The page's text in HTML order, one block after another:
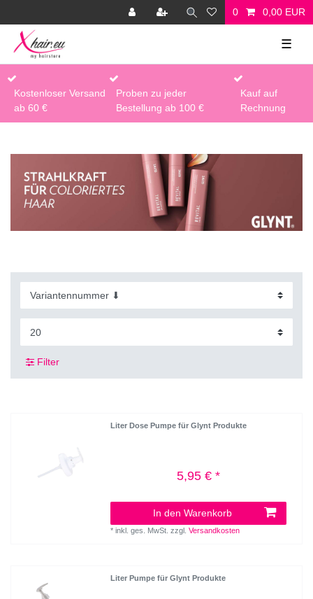
0 0,00 EUR
☰
Kostenloser Versand
ab 60 €
Proben zu jeder
Bestellung ab 100 €
Kauf auf
Rechnung
Filter
Liter Dose Pumpe für Glynt Produkte
5,95 € *
In den Warenkorb
*inkl. ges. MwSt. zzgl.Versandkosten
Liter Pumpe für Glynt Produkte